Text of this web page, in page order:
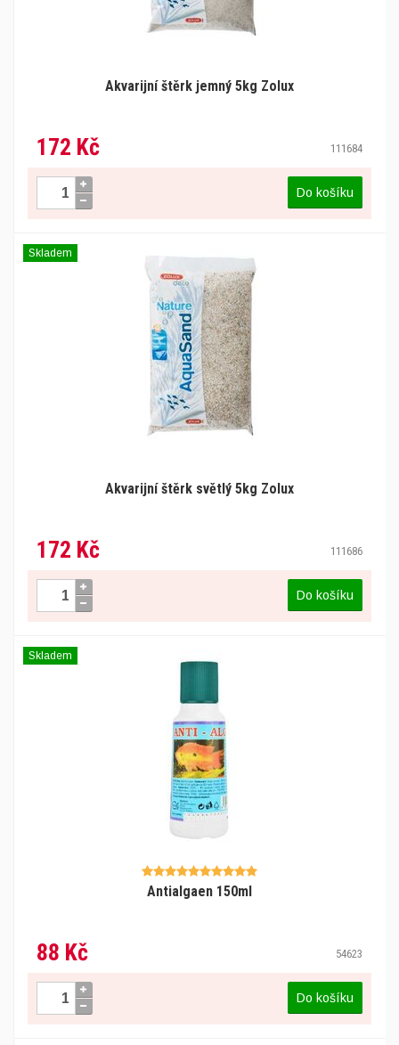
Akvarijní štěrk jemný 5kg Zolux
172 Kč 111684
Do košíku
Akvarijní štěrk světlý 5kg Zolux
172 Kč 111686
Skladem
Do košíku
Antialgaen 150ml
88 Kč 54623
Skladem
Do košíku